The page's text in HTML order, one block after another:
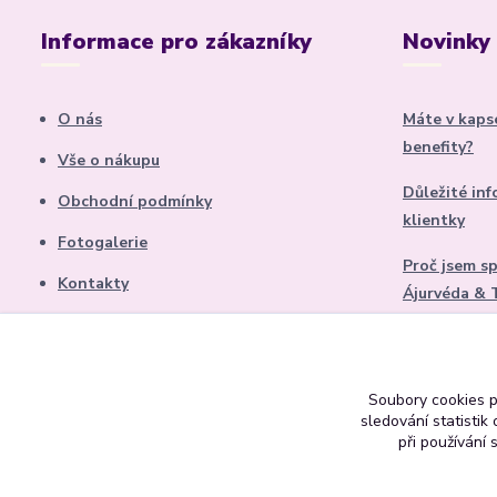
Informace pro zákazníky
O nás
Vše o nákupu
Obchodní podmínky
Fotogalerie
Kontakty
Novinky
Máte v
benefity?
Důležité
klientky
Proč jsem
Ájurvéda &
Soubory cookies
sledování statistik
při používání